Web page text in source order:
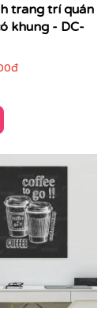
hàng
trang trí quán
khung - DC-